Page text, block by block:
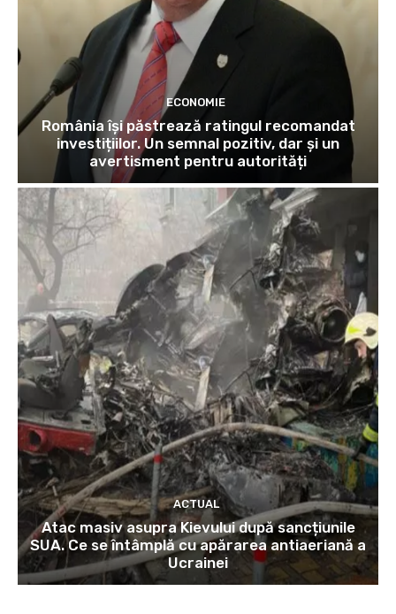
ECONOMIE
România își păstrează ratingul recomandat
investițiilor. Un semnal pozitiv, dar și un
avertisment pentru autorități
ACTUAL
Atac masiv asupra Kievului după sancțiunile
SUA. Ce se întâmplă cu apărarea antiaeriană a
Ucrainei